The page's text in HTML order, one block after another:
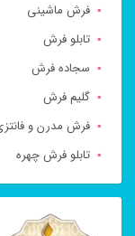
فرش ماشینی
تابلو فرش
سجاده فرش
گلیم فرش
فرش مدرن و
تابلو فرش چهره